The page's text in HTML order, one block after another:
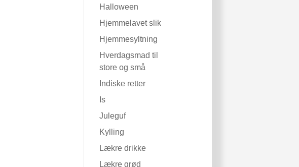
Halloween
Hjemmelavet slik
Hjemmesyltning
Hverdagsmad til
store og små
Indiske retter
Is
Juleguf
Kylling
Lækre drikke
Lækre grød